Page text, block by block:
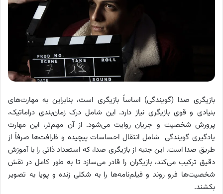
بازیگری صدا (گویندگی) اساساً بازیگری است، بنابراین به مهارت‌های
بنیادی و قوی بازیگری نیاز دارد. این شامل درک زمان‌بندی دراماتیک،
پرورش شخصیت و جریان روایت می‌شود. از آن مهم‌تر، این مهارت
یادگیری گویندگی شامل انتقال احساسات پیچیده و ظرافت‌ها صرفاً از
طریق صدا است. این جنبه از بازیگری صدا، که استعداد ذاتی را با آموزش
دقیق ترکیب می‌کند، بازیگران را قادر می‌سازد تا به طور کامل در نقش
شخصیت‌ها فرو روند و فیلم‌نامه‌ها را به شکلی زنده و پویا به تصویر
بکشند.